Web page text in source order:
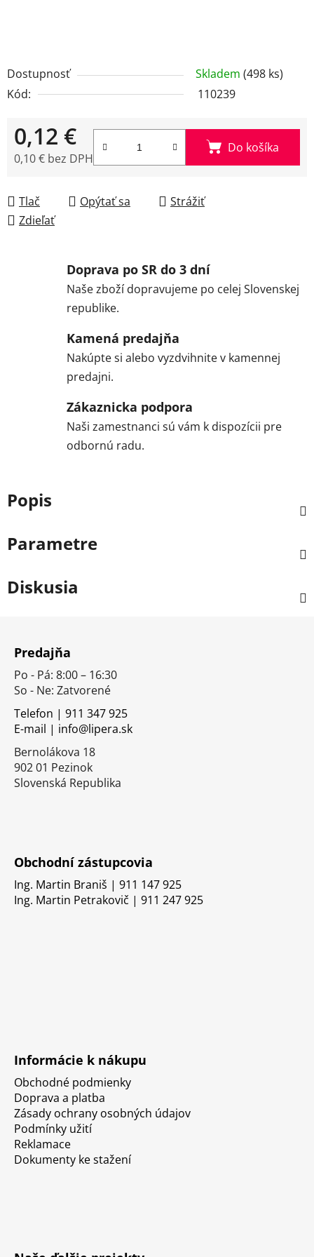
Dostupnosť Skladem (498 ks)
Kód:
110239
0,12 €
0,10 € bez DPH
Do košíka
Tlač Opýtať sa
Strážiť
Zdieľať
Doprava po SR do 3 dní
Naše zboží dopravujeme po celej Slovenskej
republike.
Kamená predajňa
Nakúpte si alebo vyzdvihnite v kamennej
predajni.
Zákaznicka podpora
Naši zamestnanci sú vám k dispozícii pre
odbornú radu.
Popis
Parametre
Diskusia
Predajňa
Po - Pá: 8:00 – 16:30
So - Ne: Zatvorené
Telefon | 911 347 925
E-mail | info@lipera.sk
Bernolákova 18
902 01 Pezinok
Slovenská Republika
Obchodní zástupcovia
Ing. Martin Braniš | 911 147 925
Ing. Martin Petrakovič | 911 247 925
Informácie k nákupu
Obchodné podmienky
Doprava a platba
Zásady ochrany osobných údajov
Podmínky užití
Reklamace
Dokumenty ke stažení